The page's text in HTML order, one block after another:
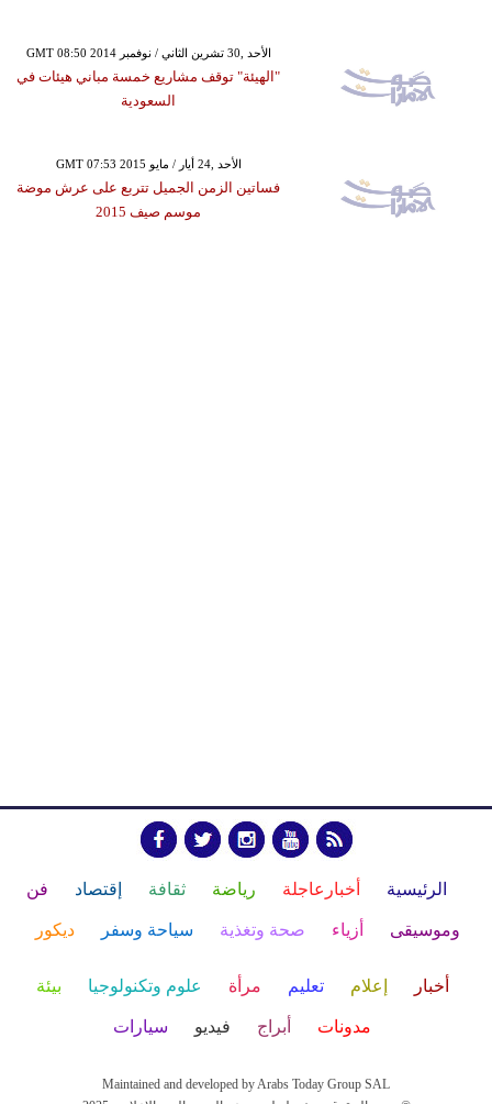
GMT 08:50 2014 الأحد ,30 تشرين الثاني / نوفمبر
"الهيئة" توقف مشاريع خمسة مباني هيئات في
السعودية
GMT 07:53 2015 الأحد ,24 أيار / مايو
فساتين الزمن الجميل تتربع على عرش موضة
موسم صيف 2015
الرئيسية أخبارعاجلة رياضة ثقافة إقتصاد فن
وموسيقى أزياء صحة وتغذية سياحة وسفر ديكور
أخبار إعلام تعليم مرأة علوم وتكنولوجيا بيئة
مدونات أبراج فيديو سيارات
Maintained and developed by Arabs Today Group SAL